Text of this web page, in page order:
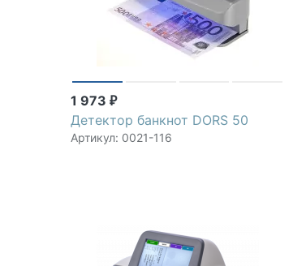
1 973 ₽
Детектор банкнот DORS 50
Артикул: 0021-116